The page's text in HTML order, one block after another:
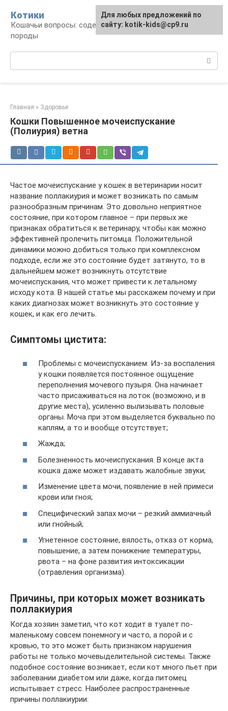
контенту
Котики
Кошачьи вопросы: содержание, лечение,
породы
Главная » Здоровье
Кошки Повышенное мочеиспускание
(Полиурия) ветна
Частое мочеиспускание у кошек в ветеринарии носит
название поллакиурия и может возникать по самым
разнообразным причинам. Это довольно неприятное
состояние, при котором главное – при первых же
признаках обратиться к ветеринару, чтобы как можно
эффективней пролечить питомца. Положительной
динамики можно добиться только при комплексном
подходе, если же это состояние будет затянуто, то в
дальнейшем может возникнуть отсутствие
мочеиспускания, что может привести к летальному
исходу кота. В нашей статье мы расскажем почему и при
каких диагнозах может возникнуть это состояние у
кошек, и как его лечить.
Симптомы цистита:
Проблемы с мочеиспусканием. Из-за воспаления
у кошки появляется постоянное ощущение
переполнения мочевого пузыря. Она начинает
часто присаживаться на лоток (возможно, и в
другие места), усиленно вылизывать половые
органы. Моча при этом выделяется буквально по
каплям, а то и вообще отсутствует;
Жажда;
Болезненность мочеиспускания. В конце акта
кошка даже может издавать жалобные звуки;
Изменение цвета мочи, появление в ней примеси
крови или гноя;
Специфический запах мочи – резкий аммиачный
или гнойный;
Угнетенное состояние, вялость, отказ от корма,
повышение, а затем понижение температуры,
рвота – на фоне развития интоксикации
(отравления организма).
Причины, при которых может возникать
поллакиурия
Когда хозяин заметил, что кот ходит в туалет по-
маленькому совсем понемногу и часто, а порой и с
кровью, то это может быть признаком нарушения
работы не только мочевыделительной системы. Также
подобное состояние возникает, если кот много пьет при
заболевании диабетом или даже, когда питомец
испытывает стресс. Наиболее распространенные
причины поллакиурии:
Для любых предложений по
сайту: kotik-kids@cp9.ru